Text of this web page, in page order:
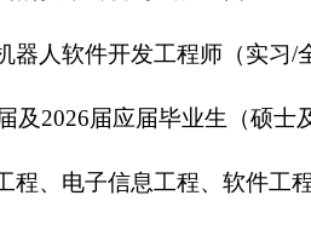
器人软件开发工程师（实习/
及2026届应届毕业生（硕士
程、电子信息工程、软件工